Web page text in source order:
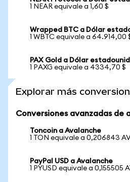
1 NEAR equivale a 1,60 $
Wrapped BTC a Dólar
1 WBTC equivale a 64.914,00
PAX Gold a Dólar
1 PAXG equivale a 4334,70 $
Explorar más
Conversiones avanzadas de
Toncoin a Avalanche
1 TON equivale a 0,206843
PayPal USD a Avalanche
1 PYUSD equivale a 0,155505